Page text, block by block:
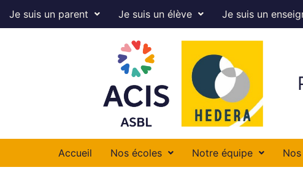
Je suis un parent Je suis un élève Je suis un
Accueil Nos écoles Notre équipe